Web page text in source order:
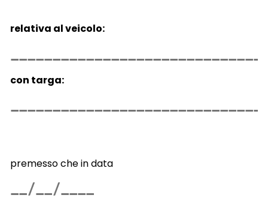
relativa al veicolo:
con targa:
premesso che in data